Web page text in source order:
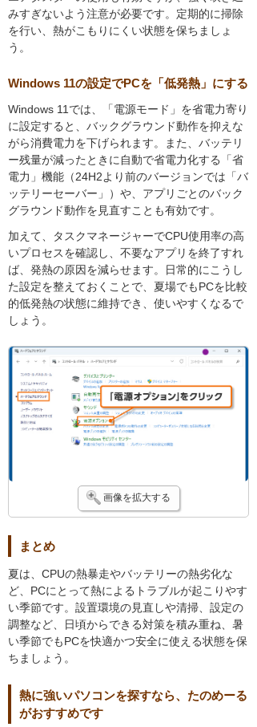
みすぎないよう注意が必要です。定期的に掃除
を行い、熱がこもりにくい状態を保ちましょ
う。
Windows 11の設定でPCを「低発熱」にする
Windows 11では、「電源モード」を省電力寄り
に設定すると、バックグラウンド動作を抑えな
がら消費電力を下げられます。また、バッテリ
ー残量が減ったときに自動で省電力化する「省
電力」機能（24H2より前のバージョンでは「バ
ッテリーセーバー」）や、アプリごとのバック
グラウンド動作を見直すことも有効です。
加えて、タスクマネージャーでCPU使用率の高
いプロセスを確認し、不要なアプリを終了すれ
ば、発熱の原因を減らせます。日常的にこうし
た設定を整えておくことで、夏場でもPCを比較
的低発熱の状態に維持でき、使いやすくなるで
しょう。
画像を拡大する
まとめ
夏は、CPUの熱暴走やバッテリーの熱劣化な
ど、PCにとって熱によるトラブルが起こりやす
い季節です。設置環境の見直しや清掃、設定の
調整など、日頃からできる対策を積み重ね、暑
い季節でもPCを快適かつ安全に使える状態を保
ちましょう。
熱に強いパソコンを探すなら、たのめーる
がおすすめです